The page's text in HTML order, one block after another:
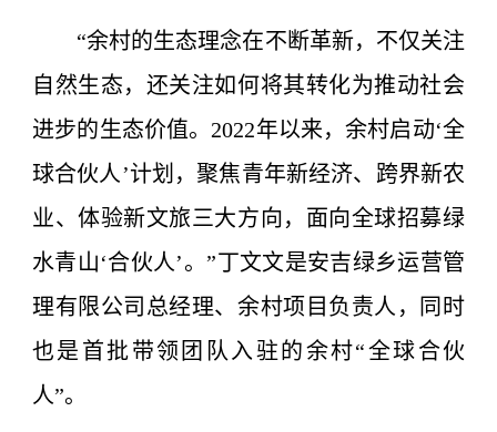
“余村的生态理念在不断革新，不仅关注
自然生态，还关注如何将其转化为推动社会
进步的生态价值。2022年以来，余村启动‘全
球合伙人’计划，聚焦青年新经济、跨界新农
业、体验新文旅三大方向，面向全球招募绿
水青山‘合伙人’。”丁文文是安吉绿乡运营管
理有限公司总经理、余村项目负责人，同时
也是首批带领团队入驻的余村“全球合伙
人”。